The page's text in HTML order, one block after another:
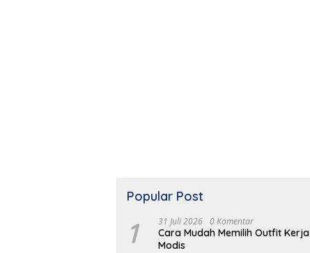
Popular Post
1 31 Juli 2026 0 Komentar
Cara Mudah Memilih Outfit Kerja
Modis